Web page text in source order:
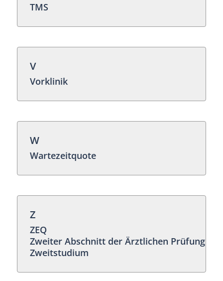
TMS
V
Vorklinik
W
Wartezeitquote
Z
ZEQ
Zweiter Abschnitt der Ärztlichen Prüfung
Zweitstudium